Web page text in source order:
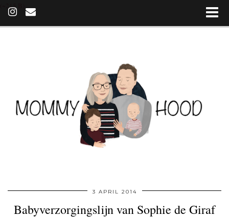
(~215 B)
3 APRIL 2014
Babyverzorgingslijn van Sophie de Giraf